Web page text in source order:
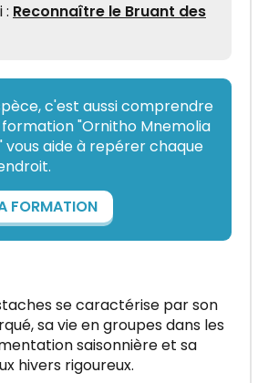
: Reconnaître le Bruant des
c'est aussi comprendre
"Ornitho Mnemolia
vous aide à repérer chaque
FORMATION
se caractérise par son
sa vie en groupes dans les
saisonnière et sa
hivers rigoureux.